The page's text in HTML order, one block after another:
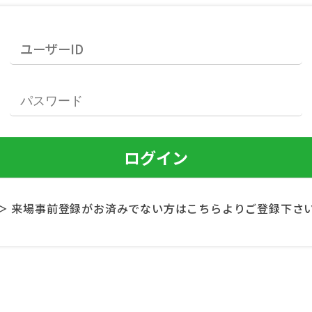
来場事前登録がお済みでない方はこちらよりご登録下さ